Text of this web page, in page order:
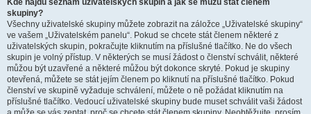
Kde najdu seznam uživatelských skupin a jak se můžu stát členem
skupiny?
Všechny uživatelské skupiny můžete zobrazit na záložce „Uživatelské skupiny“
ve vašem „Uživatelském panelu“. Pokud se chcete stát členem některé z
uživatelských skupin, pokračujte kliknutím na příslušné tlačítko. Ne do všech
skupin je volný přístup. V některých se musí žádost o členství schválit, některé
můžou být uzavřené a některé můžou být dokonce skryté. Pokud je skupiny
otevřená, můžete se stát jejím členem po kliknutí na příslušné tlačítko. Pokud
členství ve skupině vyžaduje schválení, můžete o ně požádat kliknutím na
příslušné tlačítko. Vedoucí uživatelské skupiny bude muset schválit vaši žádost